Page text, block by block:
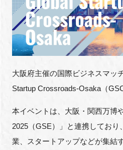
インタビュー・コラム
ニュース・掲示板
LINK-Jを知る
施設・アクセス
大阪府主催の国際ビジネスマッ
Startup Crossroads-Osaka（
本イベントは、大阪・関西万博
2025（GSE）」と連携しており
業、スタートアップなどが集結